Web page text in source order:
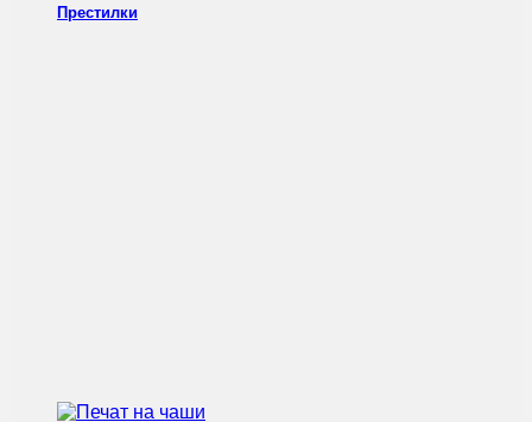
Престилки